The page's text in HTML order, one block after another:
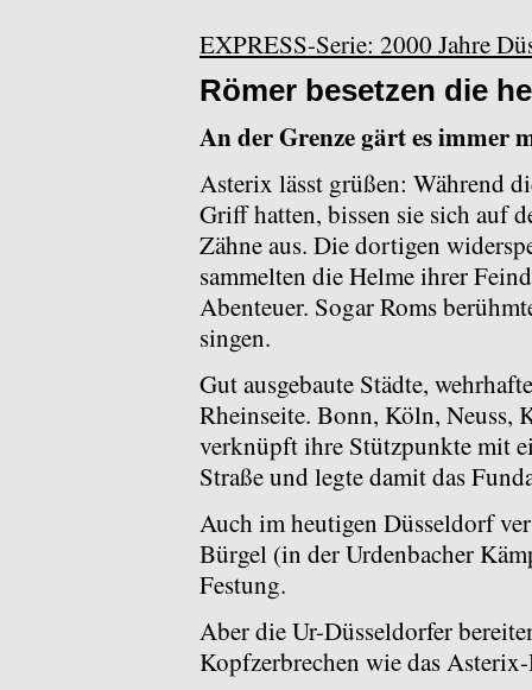
EXPRESS-Serie: 2000 Jahre
Römer besetzen die
An der Grenze gärt es immer
Asterix lässt grüßen: Während
Griff hatten, bissen sie sich auf
Zähne aus. Die dortigen
sammelten die Helme ihrer
Abenteuer. Sogar Roms
singen.
Gut ausgebaute Städte,
Rheinseite. Bonn, Köln, Neuss,
verknüpft ihre Stützpunkte mit
Straße und legte damit das
Auch im heutigen Düsseldorf
Bürgel (in der Urdenbacher
Festung.
Aber die Ur-Düsseldorfer
Kopfzerbrechen wie das